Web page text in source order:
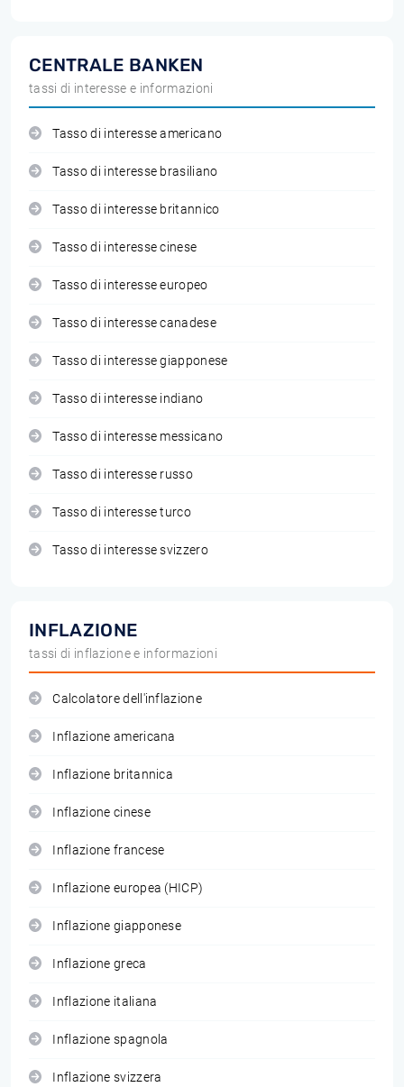
CENTRALE BANKEN
tassi di interesse e informazioni
Tasso di interesse americano
Tasso di interesse brasiliano
Tasso di interesse britannico
Tasso di interesse cinese
Tasso di interesse europeo
Tasso di interesse canadese
Tasso di interesse giapponese
Tasso di interesse indiano
Tasso di interesse messicano
Tasso di interesse russo
Tasso di interesse turco
Tasso di interesse svizzero
INFLAZIONE
tassi di inflazione e informazioni
Calcolatore dell'inflazione
Inflazione americana
Inflazione britannica
Inflazione cinese
Inflazione francese
Inflazione europea (HICP)
Inflazione giapponese
Inflazione greca
Inflazione italiana
Inflazione spagnola
Inflazione svizzera